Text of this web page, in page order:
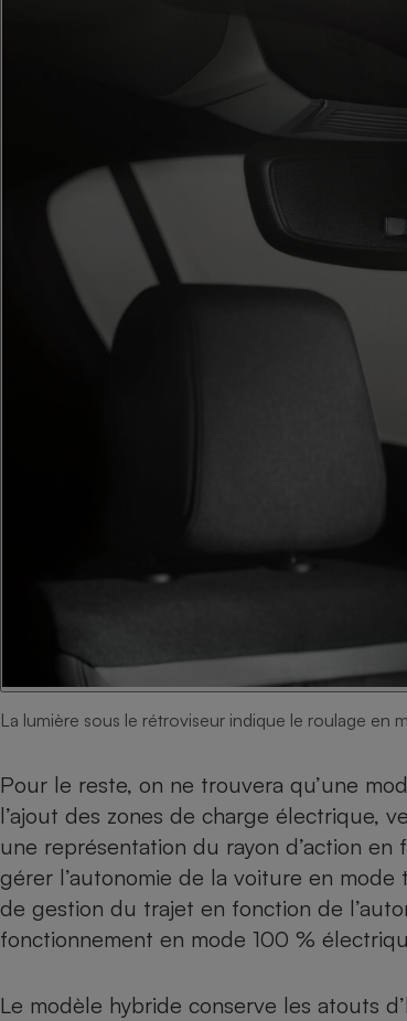
La lumière sous le rétroviseur indique le roulage en
Pour le reste, on ne trouvera qu’une
l’ajout des zones de charge électrique,
une représentation du rayon d’action
gérer l’autonomie de la voiture en
de gestion du trajet en fonction de
fonctionnement en mode 100 %
Le modèle hybride conserve les atouts